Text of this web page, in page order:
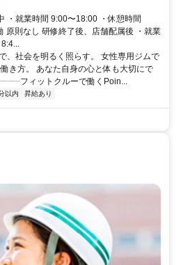
・就業時間 9:00〜18:00 ・休憩時間
原則なし 研修終了後、店舗配属後 ・就業
、社会を明るく照らす。 女性専用ジムで
き方。 あなた自身の心と体も大切にで
フィットクルーで働くPoin...
以内 昇給あり